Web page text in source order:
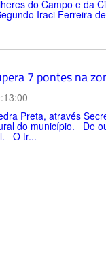
do Campo e da
Iraci Ferreira
7 pontes na
Preta, através
do município. De
O tr...